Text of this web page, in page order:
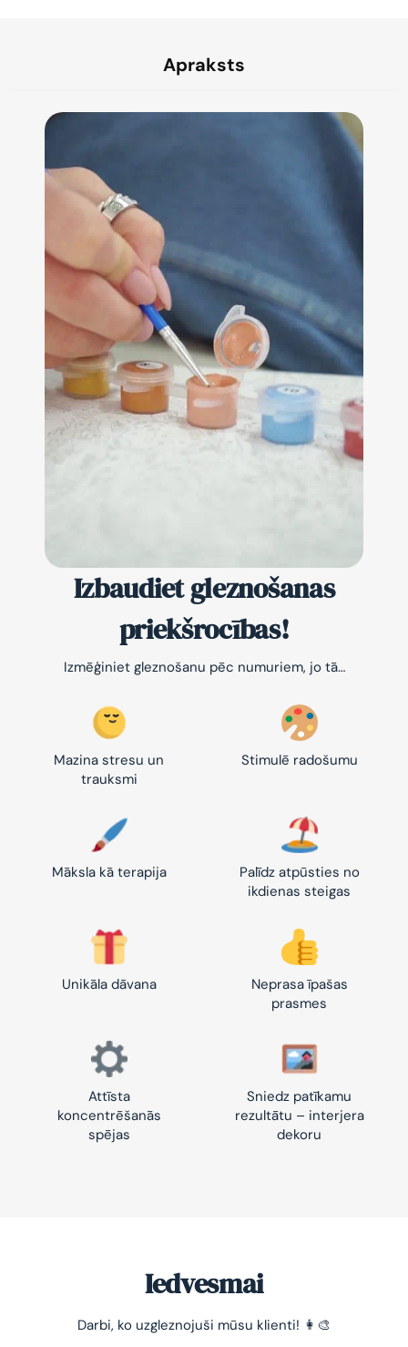
Apraksts
Izbaudiet gleznošanas
priekšrocības!
Izmēģiniet gleznošanu pēc numuriem, jo tā…
Mazina stresu un
trauksmi
Stimulē radošumu
Māksla kā terapija
Palīdz atpūsties no
ikdienas steigas
Unikāla dāvana
Neprasa īpašas
prasmes
Attīsta
koncentrēšanās
spējas
Sniedz patīkamu
rezultātu – interjera
dekoru
Iedvesmai
Darbi, ko uzgleznojuši mūsu klienti! 👩‍🎨
-10% pirmajam pasūtījumam
Vienkāršs veids, kā atslābināties un nomierināt